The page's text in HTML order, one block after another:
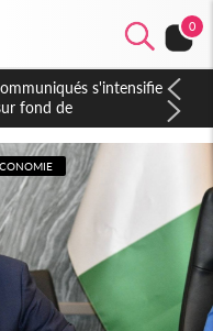
0
plaide pour un